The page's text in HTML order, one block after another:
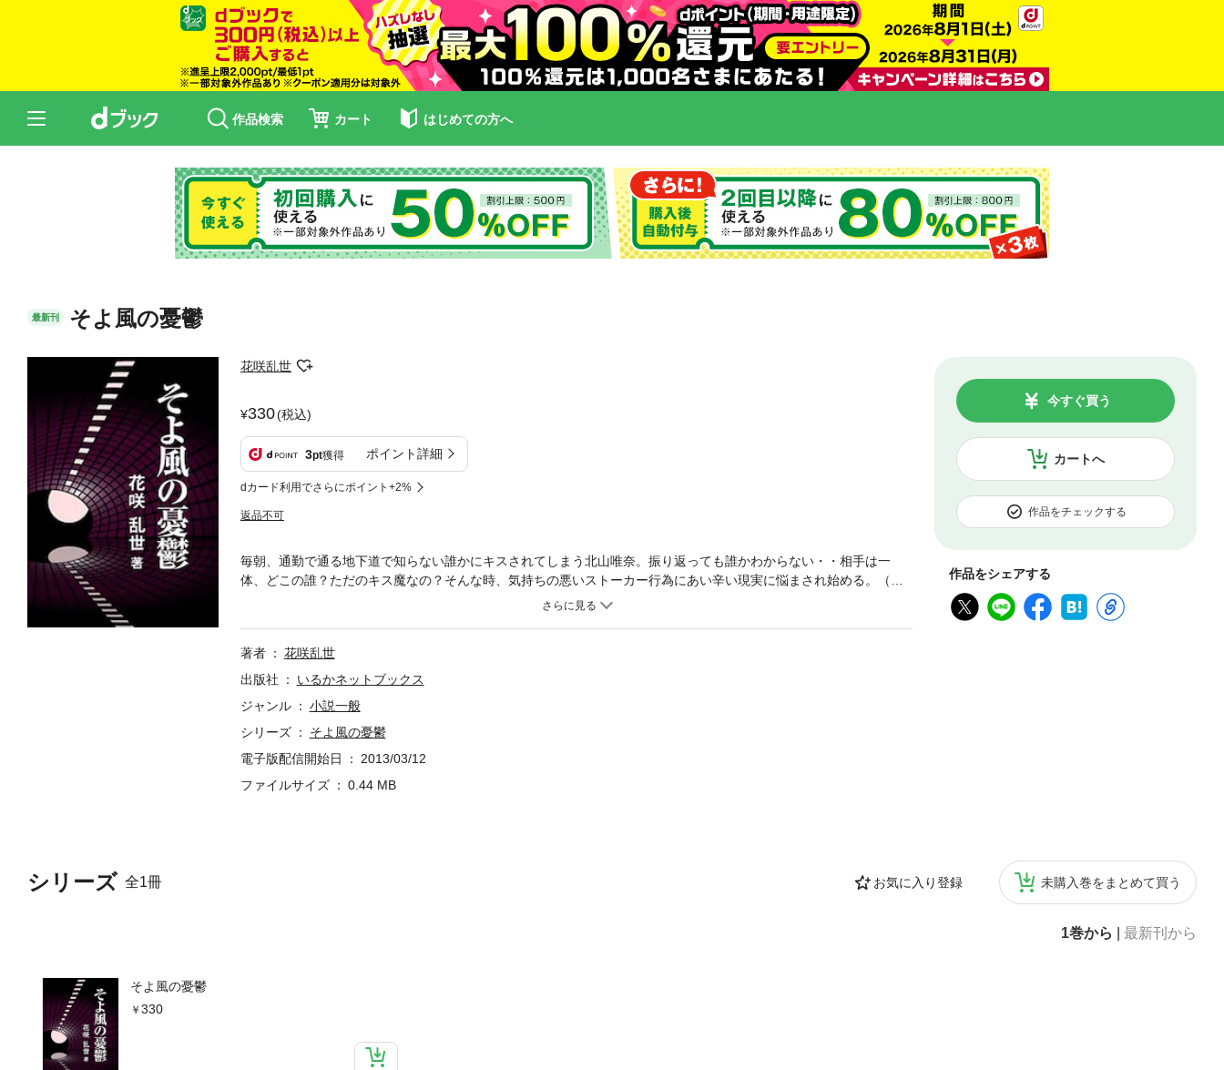
作品検索 カート はじめての方へ
最新刊 そよ風の憂鬱
花咲乱世
330(税込)
3pt獲得 ポイント詳細
dカード利用でさらにポイント+2%
返品不可
カートへ
今すぐ買う
作品をチェックする
作品をシェアする
シリーズ 全1冊 お気に入り登録 未購入巻をまとめて買う
1巻から 最新刊から
そよ風の憂鬱
330
毎朝、通勤で通る地下道で知らない誰かにキスされてしまう北山唯奈。振り返っても誰かわからない・・相手は一
体、どこの誰？ただのキス魔なの？そんな時、気持ちの悪いストーカー行為にあい辛い現実に悩まされ始める。（著
者より）ストーカー行為の気持ち悪さ、恐怖、不安、現実に身近に起こりえる事を理解してほしいです。また、出会
著者
花咲乱世
出版社
いるかネットブックス
ジャンル
小説一般
シリーズ
そよ風の憂鬱
電子版配信開始日
2013/03/12
ファイルサイズ
0.44 MB